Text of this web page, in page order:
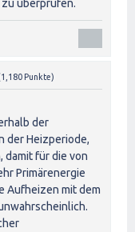
zu überprüfen.
1,180 Punkte)
der
der Heizperiode,
damit für die von
Primärenergie
Aufheizen mit dem